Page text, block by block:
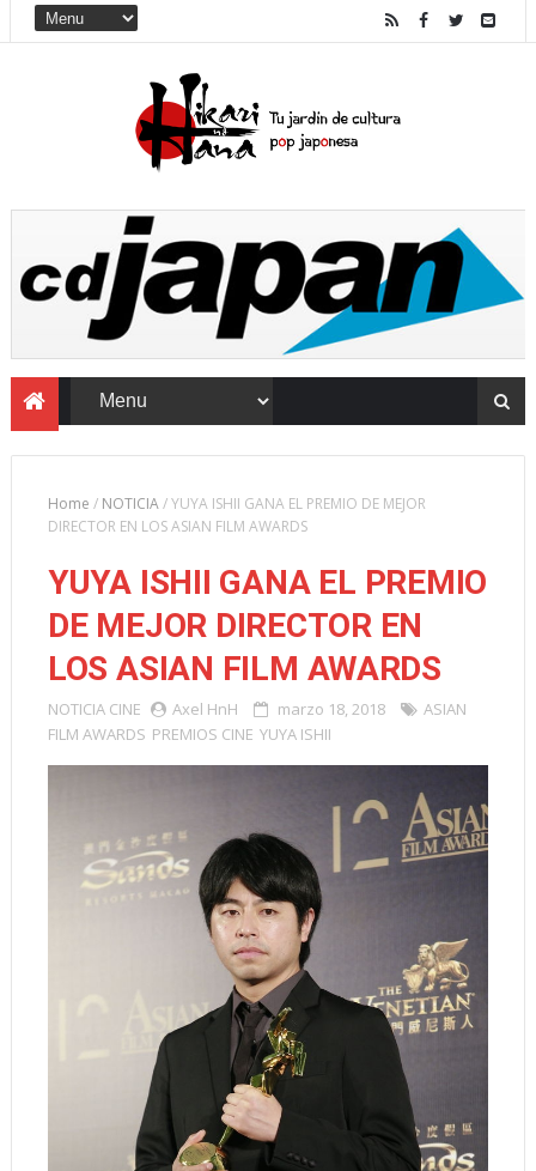
Home / NOTICIA/YUYA ISHII GANA EL PREMIO DE MEJOR
DIRECTOR EN LOS ASIAN FILM AWARDS
YUYA ISHII GANA EL PREMIO
DE MEJOR DIRECTOR EN
LOS ASIAN FILM AWARDS
NOTICIA CINE Axel HnH marzo 18, 2018
ASIAN
FILM AWARDS PREMIOS CINE YUYA ISHII